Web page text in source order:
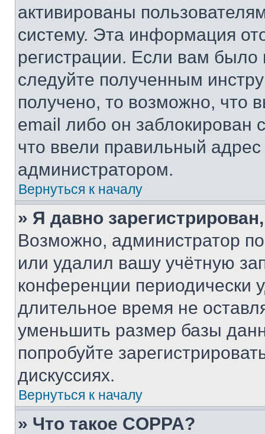
активированы
систему. Эта информация
регистрации. Если вам
следуйте полученным
получено, то возможно, что
email либо он
что ввели правильный адрес
администратором.
Вернуться к началу
» Я давно
Возможно, администратор
или удалил вашу учётную
конференции периодически
длительное время не
уменьшить размер базы
попробуйте
дискуссиях.
Вернуться к началу
» Что такое COPPA?